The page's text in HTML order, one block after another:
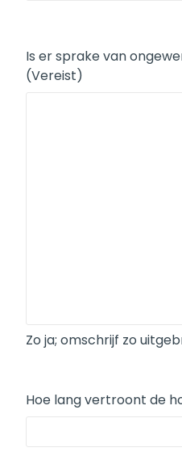
Is er sprake van
(Vereist)
Zo ja; omschrijf zo
Hoe lang vertroont de